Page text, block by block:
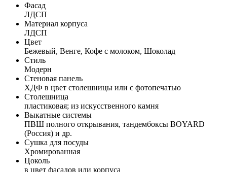
Фасад
ЛДСП
Материал корпуса
ЛДСП
Цвет
Бежевый, Венге, Кофе с молоком, Шоколад
Стиль
Модерн
Стеновая панель
ХДФ в цвет столешницы или с фотопечатью
Столешница
пластиковая; из искусственного камня
Выкатные системы
ПВШ полного открывания, тандембоксы BOYARD
(Россия) и др.
Сушка для посуды
Хромированная
Цоколь
в цвет фасадов или корпуса